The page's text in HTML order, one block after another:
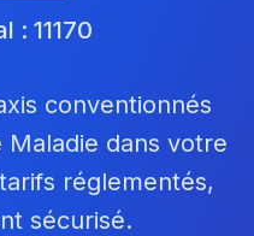
: 11170
conventionnés
Maladie dans votre
réglementés,
sécurisé.